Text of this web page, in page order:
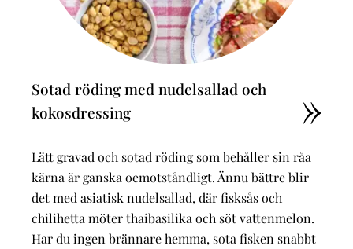
Sotad röding med nudelsallad och
kokosdressing
Lätt gravad och sotad röding som behåller sin råa
kärna är ganska oemotståndligt. Ännu bättre blir
det med asiatisk nudelsallad, där fisksås och
chilihetta möter thaibasilika och söt vattenmelon.
Har du ingen brännare hemma, sota fisken snabbt